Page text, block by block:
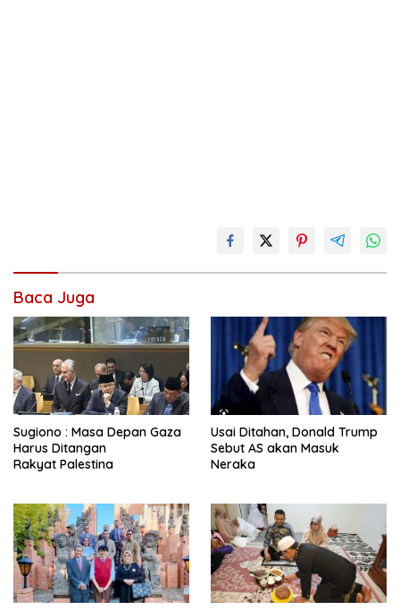
Baca Juga
Sugiono : Masa Depan Gaza
Harus Ditangan
Rakyat Palestina
Usai Ditahan, Donald Trump
Sebut AS akan Masuk
Neraka